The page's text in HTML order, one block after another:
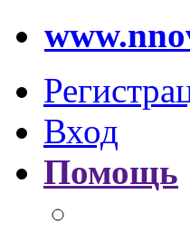
Вход
Помощь